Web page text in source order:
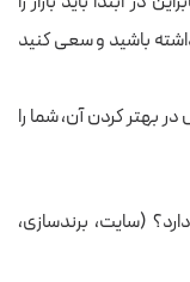
باشید و سعی کنید
بهتر کردن آن، شما را
(سایت، برندسازی،